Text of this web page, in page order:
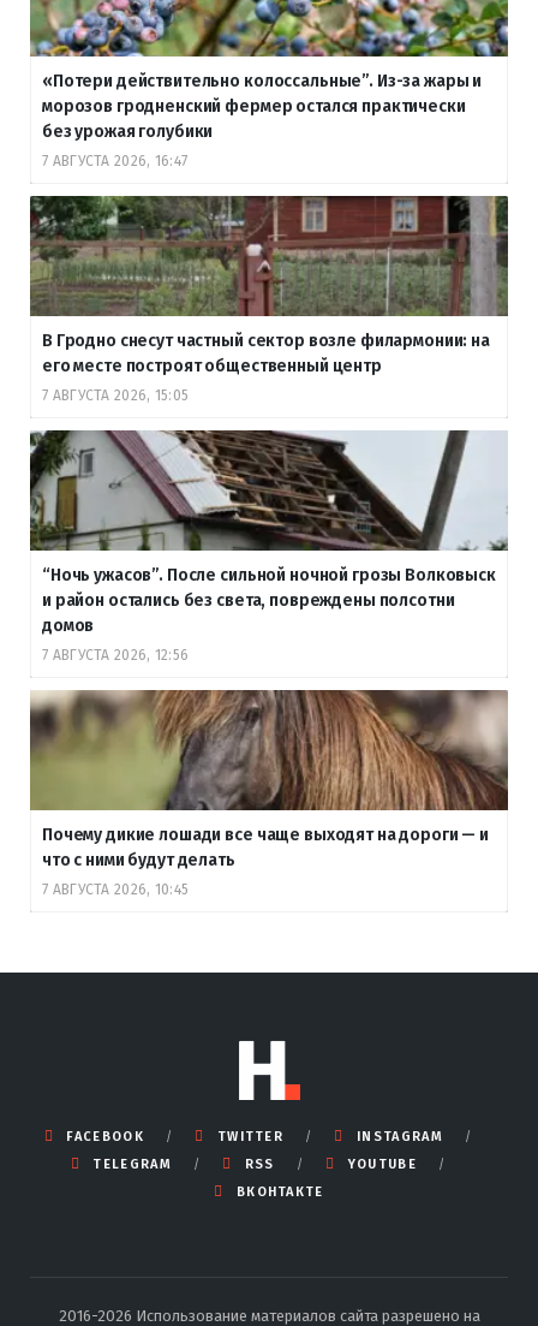
«Потери действительно колоссальные”. Из-за жары и
морозов гродненский фермер остался практически
без урожая голубики
7 АВГУСТА 2026, 16:47
В Гродно снесут частный сектор возле филармонии: на
его месте построят общественный центр
7 АВГУСТА 2026, 15:05
“Ночь ужасов”. После сильной ночной грозы Волковыск
и район остались без света, повреждены полсотни
домов
7 АВГУСТА 2026, 12:56
Почему дикие лошади все чаще выходят на дороги — и
что с ними будут делать
7 АВГУСТА 2026, 10:45
FACEBOOK TWITTER
INSTAGRAM
TELEGRAM
RSS
YOUTUBE
ВКОНТАКТЕ
2016-2026 Использование материалов сайта разрешено на